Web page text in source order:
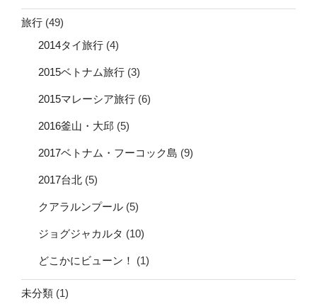
旅行 (49)
2014タイ旅行 (4)
2015ベトナム旅行 (3)
2015マレーシア旅行 (6)
2016釜山・大邱 (5)
2017ベトナム・フーコック島 (9)
2017台北 (5)
クアラルンプール (5)
ジョグジャカルタ (10)
どこかにビューン！ (1)
未分類 (1)